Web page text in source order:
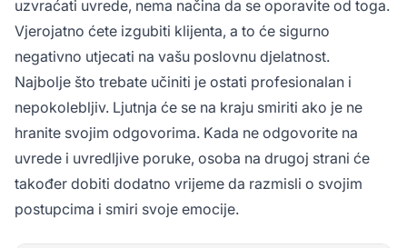
uzvraćati uvrede, nema načina da se oporavite od toga.
Vjerojatno ćete izgubiti klijenta, a to će sigurno
negativno utjecati na vašu poslovnu djelatnost.
Najbolje što trebate učiniti je ostati profesionalan i
nepokolebljiv. Ljutnja će se na kraju smiriti ako je ne
hranite svojim odgovorima. Kada ne odgovorite na
uvrede i uvredljive poruke, osoba na drugoj strani će
također dobiti dodatno vrijeme da razmisli o svojim
postupcima i smiri svoje emocije.